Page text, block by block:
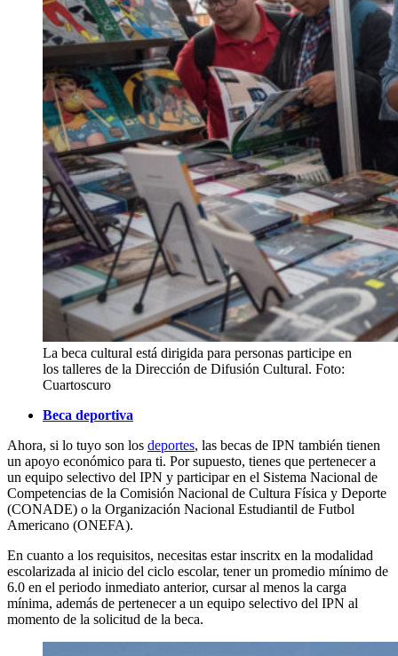
La beca cultural está dirigida para personas participe en
los talleres de la Dirección de Difusión Cultural. Foto:
Cuartoscuro
Beca deportiva
Ahora, si lo tuyo son los deportes, las becas de IPN también tienen
un apoyo económico para ti. Por supuesto, tienes que pertenecer a
un equipo selectivo del IPN y participar en el Sistema Nacional de
Competencias de la Comisión Nacional de Cultura Física y Deporte
(CONADE) o la Organización Nacional Estudiantil de Futbol
Americano (ONEFA).
En cuanto a los requisitos, necesitas estar inscritx en la modalidad
escolarizada al inicio del ciclo escolar, tener un promedio mínimo de
6.0 en el periodo inmediato anterior, cursar al menos la carga
mínima, además de pertenecer a un equipo selectivo del IPN al
momento de la solicitud de la beca.